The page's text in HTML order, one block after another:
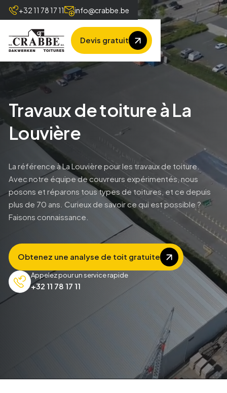
+32 11 78 17 11 info@crabbe.be
Devis gratuit
Travaux de toiture à La
Louvière
La référence à La Louvière pour les travaux de toiture.
Avec notre équipe de couvreurs expérimentés, nous
posons et réparons tous types de toitures, et ce depuis
plus de 70 ans. Curieux de savoir ce qui est possible ?
Faisons connaissance.
Obtenez une analyse de toit gratuite
Appelez pour un service rapide
+32 11 78 17 11